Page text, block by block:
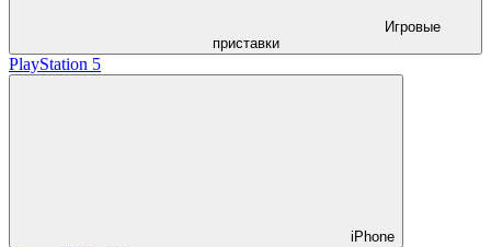
Игровые
приставки
PlayStation 5
iPhone